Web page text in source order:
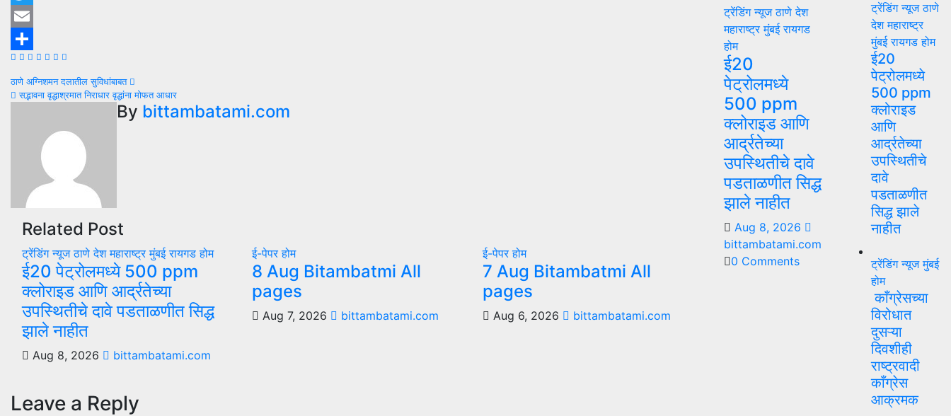
Twitter
Email
Share
Post
navigation
ठाणे अग्निशमन दलातील सुविधांबाबत
सद्भावना वृद्धाश्रमात निराधार वृद्धांना मोफत आधार
By bittambatami.com
Related Post
ट्रेंडिंग न्यूजठाणेदेशमहाराष्ट्रमुंबईरायगडहोम
ई20 पेट्रोलमध्ये 500 ppm
क्लोराइड आणि आर्द्रतेच्या
उपस्थितीचे दावे पडताळणीत सिद्ध
झाले नाहीत
Aug 8, 2026 bittambatami.com
ई-पेपरहोम
8 Aug Bitambatmi All
pages
Aug 7, 2026 bittambatami.com
ई-पेपरहोम
7 Aug Bitambatmi All
pages
Aug 6, 2026 bittambatami.com
Leave a Reply
ट्रेंडिंग न्यूजठाणेदेश
महाराष्ट्रमुंबईरायगड
होम
ई20
पेट्रोलमध्ये
500 ppm
क्लोराइड आणि
आर्द्रतेच्या
उपस्थितीचे दावे
पडताळणीत सिद्ध
झाले नाहीत
Aug 8, 2026
bittambatami.com
0 Comments
ट्रेंडिंग न्यूजठाणे
देशमहाराष्ट्र
मुंबईरायगडहोम
ई20
पेट्रोलमध्ये
500 ppm
क्लोराइड
आणि
आर्द्रतेच्या
उपस्थितीचे
दावे
पडताळणीत
सिद्ध झाले
नाहीत
ट्रेंडिंग न्यूजमुंबई
होम
काँग्रेसच्या
विरोधात
दुसऱ्या
दिवशीही
राष्ट्रवादी
काँग्रेस
आक्रमक